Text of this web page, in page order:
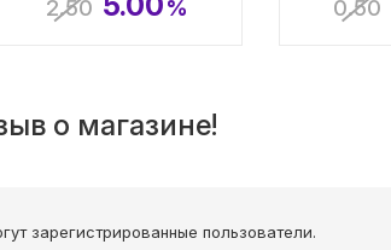
2.50 % 0.50
о магазине!
зарегистрированные пользователи.